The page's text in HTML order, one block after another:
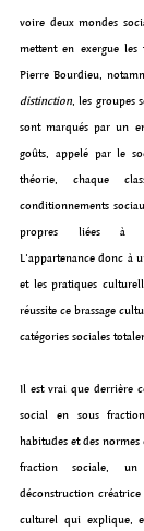
voire deux mondes
mettent en exergue
Pierre Bourdieu,
distinction, les groupes
sont marqués par un
goûts, appelé par le
théorie, chaque
conditionnements
propres liées à
L'appartenance donc à
et les pratiques
réussite ce brassage
catégories sociales
Il est vrai que derrière
social en sous
habitudes et des
fraction sociale,
déconstruction
culturel qui explique,